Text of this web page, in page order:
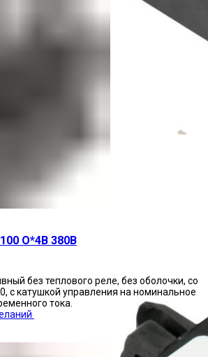
выдержки времени
О*4В 380В
без теплового реле, без оболочки, со
с катушкой управления на номинальное
тока.